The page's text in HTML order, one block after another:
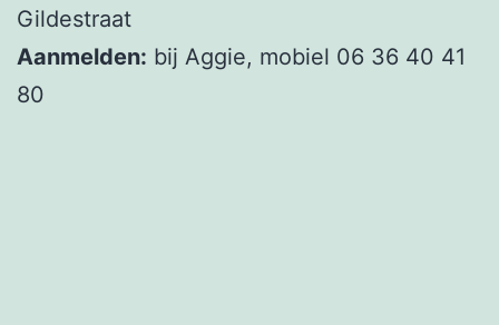
Gildestraat
Aanmelden: bij Aggie, mobiel 06 36 40 41
80